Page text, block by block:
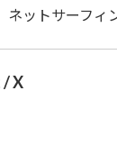
ネットサーフィ
/ X